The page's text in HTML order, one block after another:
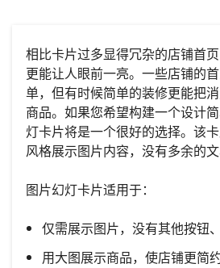
相比卡片过多显得冗杂的店铺首
更能让人眼前一亮。一些店铺的
单，但有时候简单的装修更能把
商品。如果您希望构建一个设计
灯卡片将是一个很好的选择。该
风格展示图片内容，没有多余的文
图片幻灯卡片适用于：
仅需展示图片，没有其他按钮
用大图展示商品，使店铺更简约